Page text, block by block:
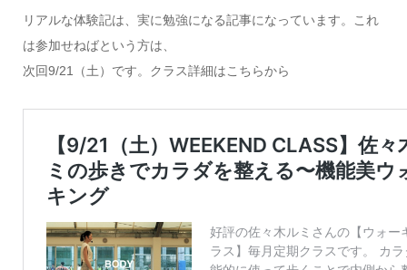
リアルな体験記は、実に勉強になる記事になっています。これ
は参加せねばという方は、
次回9/21（土）です。クラス詳細はこちらから